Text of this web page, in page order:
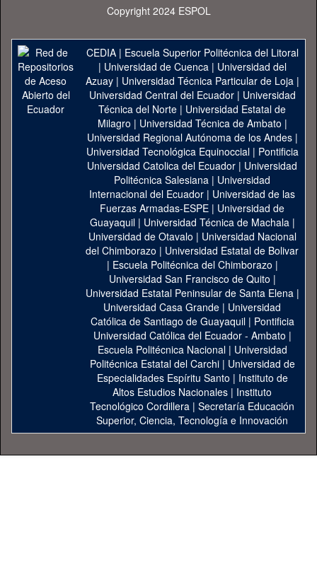
Copyright 2024 ESPOL
CEDIA| Escuela Superior Politécnica del Litoral
| Universidad de Cuenca| Universidad del
Azuay| Universidad Técnica Particular de Loja|
Universidad Central del Ecuador| Universidad
Técnica del Norte | Universidad Estatal de
Milagro | Universidad Técnica de Ambato |
Universidad Regional Autónoma de los Andes|
Universidad Tecnológica Equinoccial| Pontificia
Universidad Catolica del Ecuador | Universidad
Politécnica Salesiana | Universidad
Internacional del Ecuador | Universidad de las
Fuerzas Armadas-ESPE | Universidad de
Guayaquil| Universidad Técnica de Machala|
Universidad de Otavalo | Universidad Nacional
del Chimborazo | Universidad Estatal de Bolivar
| Escuela Politécnica del Chimborazo |
Universidad San Francisco de Quito |
Universidad Estatal Peninsular de Santa Elena|
Universidad Casa Grande | Universidad
Católica de Santiago de Guayaquil| Pontificia
Universidad Católica del Ecuador - Ambato |
Escuela Politécnica Nacional| Universidad
Politécnica Estatal del Carchi| Universidad de
Especialidades Espíritu Santo | Instituto de
Altos Estudios Nacionales | Instituto
Tecnológico Cordillera | Secretaría Educación
Superior, Ciencia, Tecnología e Innovación